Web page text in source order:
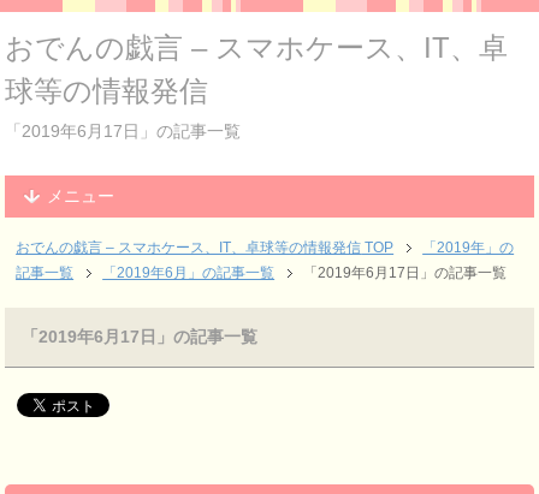
おでんの戯言 – スマホケース、IT、卓
球等の情報発信
「2019年6月17日」の記事一覧
メニュー
おでんの戯言 – スマホケース、IT、卓球等の情報発信 TOP
「2019年」の
記事一覧
「2019年6月」の記事一覧 「2019年6月17日」の記事一覧
「2019年6月17日」の記事一覧